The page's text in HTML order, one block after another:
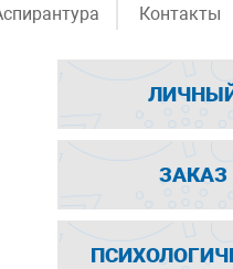
Контакты
ЗАКАЗ